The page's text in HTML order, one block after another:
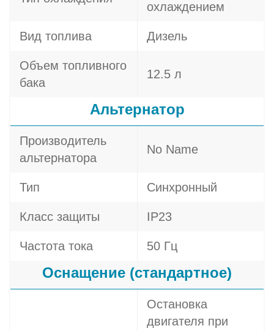
охлаждением
Вид топлива Дизель
Объем топливного
бака
12.5 л
Альтернатор
Производитель
альтернатора
No Name
Тип Синхронный
Класс защиты IP23
Частота тока 50 Гц
Оснащение (стандартное)
Остановка
двигателя при